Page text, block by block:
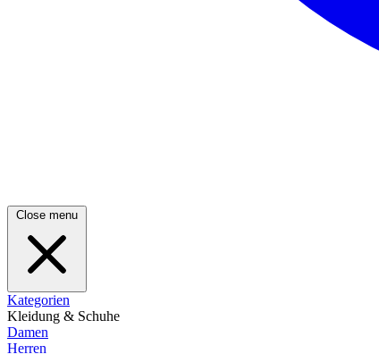
Close menu
Kategorien
Kleidung & Schuhe
Damen
Herren